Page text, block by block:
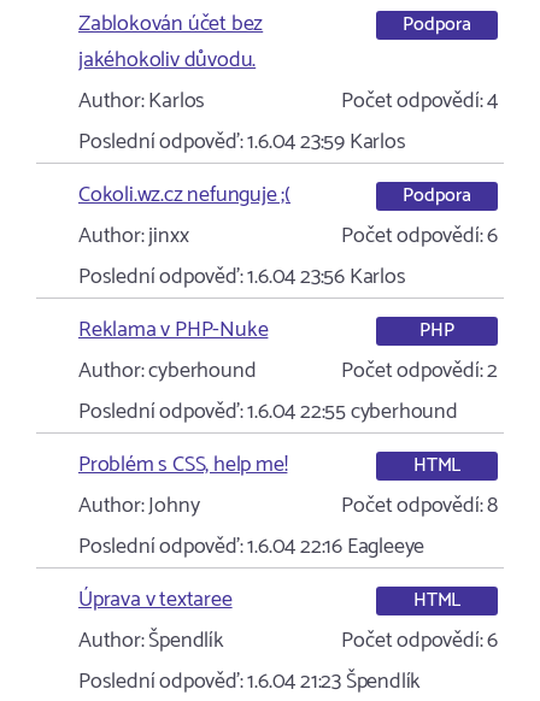
Zablokován účet bez
jakéhokoliv důvodu.
Podpora
Author:Karlos Počet odpovědí:4
Poslední odpověď:1.6.04 23:59Karlos
Cokoli.wz.cz nefunguje ;(
Podpora
Author:jinxx Počet odpovědí:6
Poslední odpověď:1.6.04 23:56Karlos
Reklama v PHP-Nuke
PHP
Author:cyberhound Počet odpovědí:2
Poslední odpověď:1.6.04 22:55cyberhound
Problém s CSS, help me!
HTML
Author:Johny Počet odpovědí:8
Poslední odpověď:1.6.04 22:16Eagleeye
Úprava v textaree
HTML
Author:Špendlík Počet odpovědí:6
Poslední odpověď:1.6.04 21:23Špendlík